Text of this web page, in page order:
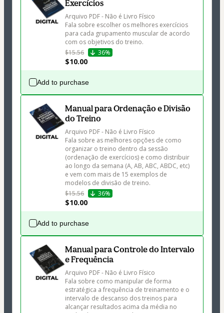
Exercícios
Arquivo PDF - Não é Livro Físico
Fala sobre escolher os melhores exercícios
para cada grupamento muscular de acordo
com os objetivos do treino.
$15.56
36%
$10.00
Add to purchase
Manual para Ordenação e Divisão
do Treino
Arquivo PDF - Não é Livro Físico
Fala sobre as melhores opções de como
organizar o treino dentro da sessão
(ordenação de exercícios) e como distribuir
ao longo da semana (A, AB, ABC, ABDC, etc)
e vem com mais de 15 exemplos de
modelos de divisão de treino.
$15.56
36%
$10.00
Add to purchase
Manual para Controle do Intervalo
e Frequência
Arquivo PDF - Não é Livro Físico
Fala sobre como manipular de forma
estratégica a frequência de treinamento e o
intervalo de descanso dos treinos para
alcançar resultados acima da média no